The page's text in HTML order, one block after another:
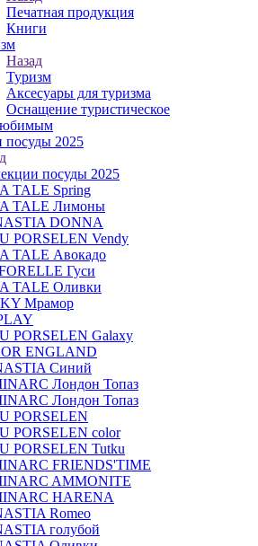
Печатная продукция
Книги
Назад
Туризм
Аксесуары для туризма
Оснащение туристическое
посуды 2025
посуды 2025
TALE Spring
TALE Лимоны
DONNA
PORSELEN Vendy
TALE Авокадо
Гуси
TALE Оливки
Мрамор
PORSELEN Galaxy
ENGLAND
Синий
Лондон Топаз
Лондон Топаз
PORSELEN
PORSELEN color
PORSELEN Tutku
FRIENDS'TIME
AMMONITE
HARENA
Romeo
голубой